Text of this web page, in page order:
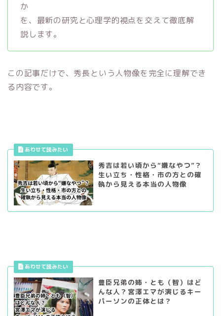
か
を、最新の研究と心理学的視点を交えて徹底解
説します。
この記事だけで、秀長という人物像を完全に理解でき
る内容です。
秀吉は若い頃から“嫌なやつ”？
生い立ち・性格・市の方との確
執から見える本当の人物像
豊臣兄弟の姉・とも（智）はど
んな人？宮澤エマが演じるキー
パーソンの正体とは？